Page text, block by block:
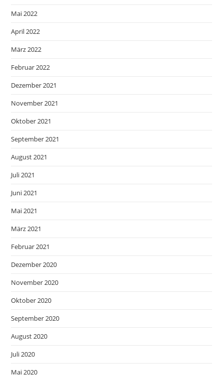
Mai 2022
April 2022
März 2022
Februar 2022
Dezember 2021
November 2021
Oktober 2021
September 2021
August 2021
Juli 2021
Juni 2021
Mai 2021
März 2021
Februar 2021
Dezember 2020
November 2020
Oktober 2020
September 2020
August 2020
Juli 2020
Mai 2020